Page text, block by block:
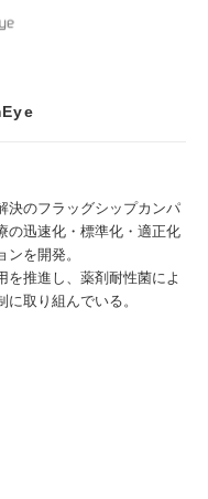
決のフラッグシップカンパ
の迅速化・標準化・適正化
を開発。
を推進し、薬剤耐性菌によ
取り組んでいる。